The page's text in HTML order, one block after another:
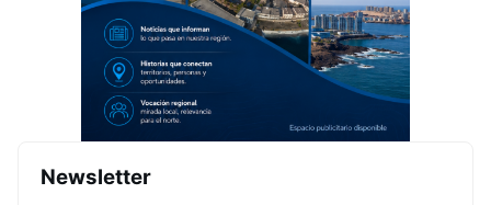
Newsletter